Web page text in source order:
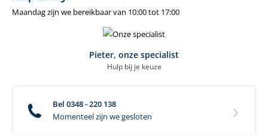
Maandag zijn we bereikbaar van 10:00 tot 17:00
Pieter, onze specialist
Hulp bij je keuze
Bel 0348 - 220 138
Momenteel zijn we gesloten